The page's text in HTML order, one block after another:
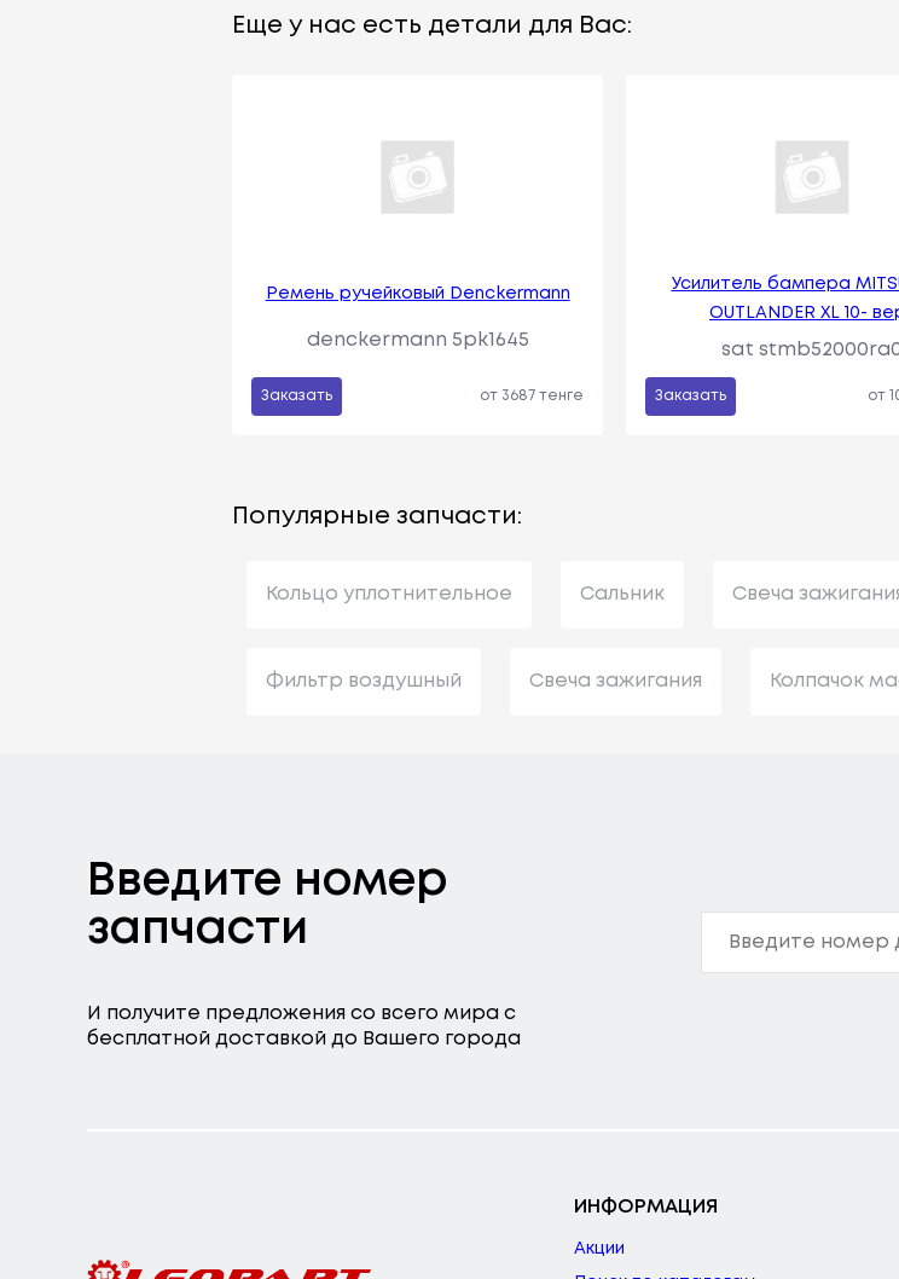
Еще у нас есть детали для Вас:
Ремень ручейковый Denckermann
denckermann 5pk1645
Заказать от 3687 тенге
Усилитель бампера
OUTLANDER XL 10-
sat
Заказать от
Популярные запчасти:
Кольцо уплотнительное Сальник Свеча
Фильтр воздушный Свеча зажигания Колпачок
Введите номер
запчасти
И получите предложения со всего мира с
бесплатной доставкой до Вашего города
ИНФОРМАЦИЯ
Акции